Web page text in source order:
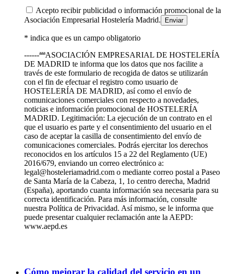
Acepto recibir publicidad o información promocional de la
Asociación Empresarial Hostelería Madrid.
* indica que es un campo obligatorio
------ªªªASOCIACIÓN EMPRESARIAL DE HOSTELERÍA
DE MADRID te informa que los datos que nos facilite a
través de este formulario de recogida de datos se utilizarán
con el fin de efectuar el registro como usuario de
HOSTELERÍA DE MADRID, así como el envío de
comunicaciones comerciales con respecto a novedades,
noticias e información promocional de HOSTELERÍA
MADRID. Legitimación: La ejecución de un contrato en el
que el usuario es parte y el consentimiento del usuario en el
caso de aceptar la casilla de consentimiento del envío de
comunicaciones comerciales. Podrás ejercitar los derechos
reconocidos en los artículos 15 a 22 del Reglamento (UE)
2016/679, enviando un correo electrónico a:
legal@hosteleriamadrid.com o mediante correo postal a Paseo
de Santa María de la Cabeza, 1, 1o centro derecha, Madrid
(España), aportando cuanta información sea necesaria para su
correcta identificación. Para más información, consulte
nuestra Política de Privacidad. Así mismo, se le informa que
puede presentar cualquier reclamación ante la AEPD:
www.aepd.es
Cómo mejorar la calidad del servicio en un